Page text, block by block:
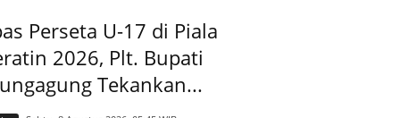
Perseta U-17 di Piala
2026, Plt. Bupati
Tekankan...